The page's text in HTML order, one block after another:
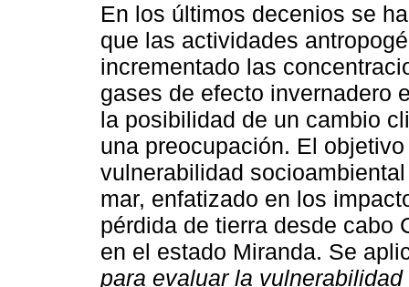
En los últimos decenios se
que las actividades
incrementado las
gases de efecto invernadero
la posibilidad de un cambio
una preocupación. El
vulnerabilidad
mar, enfatizado en los
pérdida de tierra desde cabo
en el estado Miranda. Se
para evaluar la vulnerabilidad